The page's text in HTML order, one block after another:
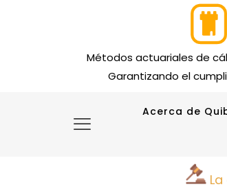
Métodos actuariales de
Garantizando el
Acerca de